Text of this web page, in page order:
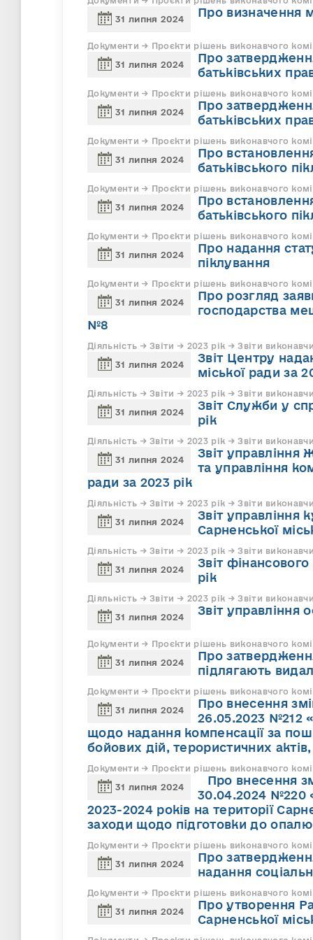
31 липня 2024 Про визначення
Документи → Проєкти рішень виконавчого
31 липня 2024
Про
батьківських
Документи → Проєкти рішень виконавчого
31 липня 2024
Про
батьківських
Документи → Проєкти рішень виконавчого
31 липня 2024
Про
батьківського
Документи → Проєкти рішень виконавчого
31 липня 2024
Про
батьківського
Документи → Проєкти рішень виконавчого
31 липня 2024
Про надання
піклування
Документи → Проєкти рішень виконавчого
31 липня 2024
Про розгляд
господарства
№8
Діяльність → Звіти → 2023 рік → Звіти
31 липня 2024
Звіт Центру
міської ради за
Діяльність → Звіти → 2023 рік → Звіти
31 липня 2024
Звіт Служби у
рік
Діяльність → Звіти → 2023 рік → Звіти
31 липня 2024
Звіт управління
та управління
ради за 2023 рік
Діяльність → Звіти → 2023 рік → Звіти
31 липня 2024
Звіт управління
Сарненської
Діяльність → Звіти → 2023 рік → Звіти
31 липня 2024
Звіт
рік
Діяльність → Звіти → 2023 рік → Звіти
31 липня 2024 Звіт управління
Документи → Проєкти рішень виконавчого
31 липня 2024
Про
підлягають
Документи → Проєкти рішень виконавчого
31 липня 2024
Про внесення
26.05.2023 №212
щодо надання компенсації за
бойових дій, терористичних
Документи → Проєкти рішень виконавчого
31 липня 2024
Про внесення
30.04.2024 №220
2023-2024 років на території
заходи щодо підготовки до
Документи → Проєкти рішень виконавчого
31 липня 2024
Про
надання
Документи → Проєкти рішень виконавчого
31 липня 2024
Про утворення
Сарненської